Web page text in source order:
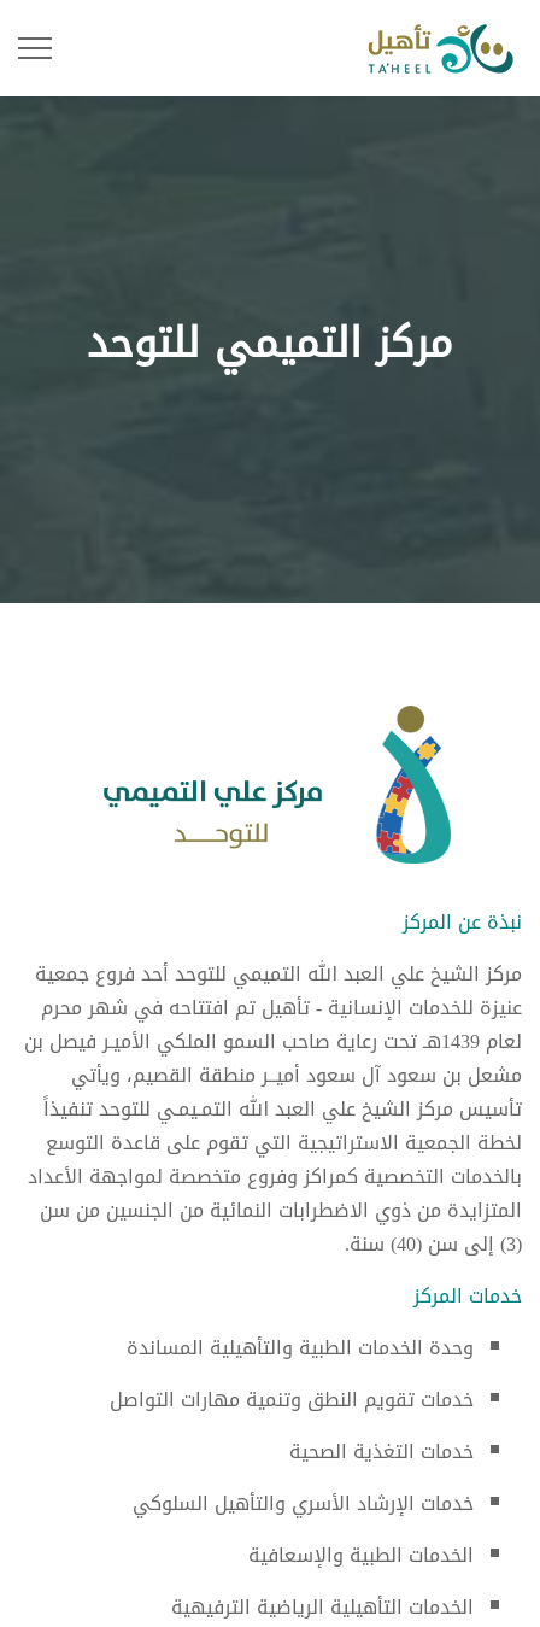
مركز التميمي للتوحد
نبذة عن المركز
مركز الشيخ علي العبد الله التميمي للتوحد أحد فروع جمعية
عنيزة للخدمات الإنسانية - تأهيل تم افتتاحه في شهر محرم
لعام 1439هـ تحت رعاية صاحب السمو الملكي الأميـر فيصل بن
مشعل بن سعود آل سعود أميــر منطقة القصيم، ويأتي
تأسيس مركز الشيخ علي العبد الله التمـيمـي للتوحد تنفيذاً
لخطة الجمعية الاستراتيجية التي تقوم على قاعدة التوسع
بالخدمات التخصصية كمراكز وفروع متخصصة لمواجهة الأعداد
المتزايدة من ذوي الاضطرابات النمائية من الجنسين من سن
(3) إلى سن (40) سنة.
خدمات المركز
وحدة الخدمات الطبية والتأهيلية المساندة
خدمات تقويم النطق وتنمية مهارات التواصل
خدمات التغذية الصحية
خدمات الإرشاد الأسري والتأهيل السلوكي
الخدمات الطبية والإسعافية
الخدمات التأهيلية الرياضية الترفيهية